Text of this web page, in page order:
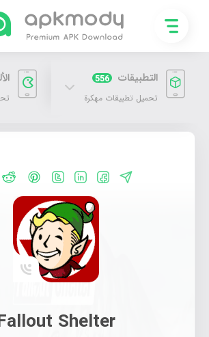
التطبيقات 556
تحميل تطبيقات مهكرة
Shelter